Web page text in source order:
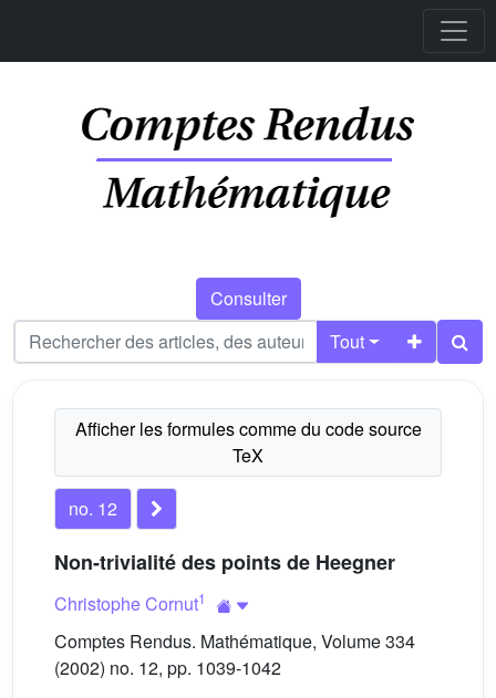
Consulter
Tout
no. 12
Non-trivialité des points de Heegner
Christophe Cornut1
Comptes Rendus. Mathématique, Volume 334
(2002) no. 12, pp. 1039-1042